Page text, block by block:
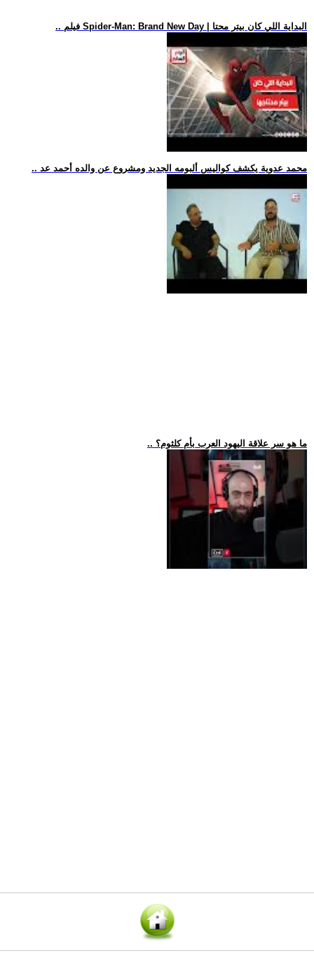
.. فيلم Spider-Man: Brand New Day | البداية اللي كان بيتر محتا
.. محمد عدوية يكشف كواليس ألبومه الجديد ومشروع عن والده أحمد عد
.. ما هو سر علاقة اليهود العرب بأم كلثوم؟